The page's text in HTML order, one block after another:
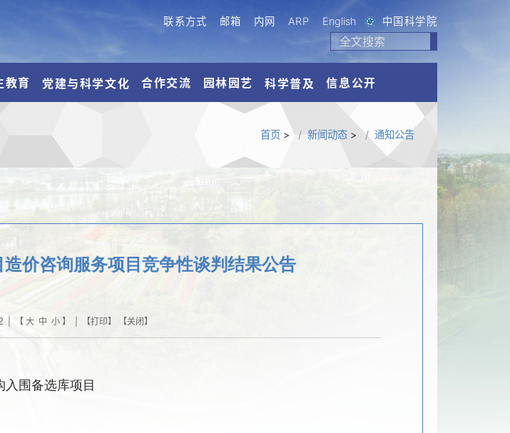
联系方式 邮箱 内网 ARP English 中国科学院
教育 党建与科学文化 合作交流 园林园艺 科学普及 信息公开
首页> 新闻动态> 通知公告
价咨询服务项目竞争性谈判结果公告
| 【 大 中 小】 | 【打印】 【关闭】
围备选库项目